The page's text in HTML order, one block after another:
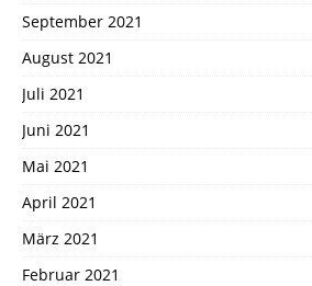
September 2021
August 2021
Juli 2021
Juni 2021
Mai 2021
April 2021
März 2021
Februar 2021